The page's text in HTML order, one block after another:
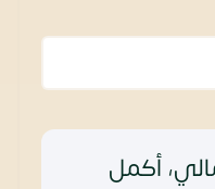
أكمل